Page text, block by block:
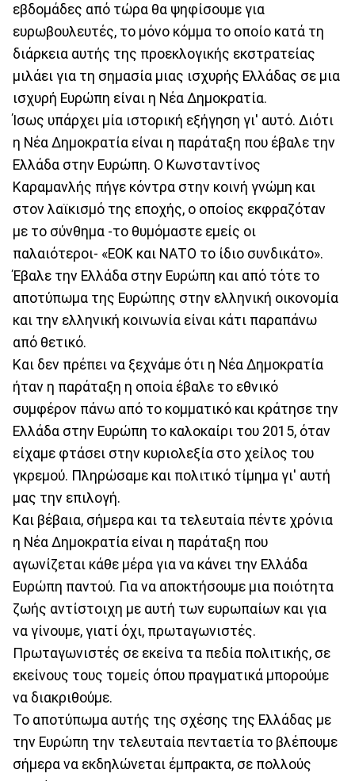
εβδομάδες από τώρα θα ψηφίσουμε για
ευρωβουλευτές, το μόνο κόμμα το οποίο κατά τη
διάρκεια αυτής της προεκλογικής εκστρατείας
μιλάει για τη σημασία μιας ισχυρής Ελλάδας σε μια
ισχυρή Ευρώπη είναι η Νέα Δημοκρατία.
Ίσως υπάρχει μία ιστορική εξήγηση γι' αυτό. Διότι
η Νέα Δημοκρατία είναι η παράταξη που έβαλε την
Ελλάδα στην Ευρώπη. Ο Κωνσταντίνος
Καραμανλής πήγε κόντρα στην κοινή γνώμη και
στον λαϊκισμό της εποχής, ο οποίος εκφραζόταν
με το σύνθημα -το θυμόμαστε εμείς οι
παλαιότεροι- «ΕΟΚ και ΝΑΤΟ το ίδιο συνδικάτο».
Έβαλε την Ελλάδα στην Ευρώπη και από τότε το
αποτύπωμα της Ευρώπης στην ελληνική οικονομία
και την ελληνική κοινωνία είναι κάτι παραπάνω
από θετικό.
Και δεν πρέπει να ξεχνάμε ότι η Νέα Δημοκρατία
ήταν η παράταξη η οποία έβαλε το εθνικό
συμφέρον πάνω από το κομματικό και κράτησε την
Ελλάδα στην Ευρώπη το καλοκαίρι του 2015, όταν
είχαμε φτάσει στην κυριολεξία στο χείλος του
γκρεμού. Πληρώσαμε και πολιτικό τίμημα γι' αυτή
μας την επιλογή.
Και βέβαια, σήμερα και τα τελευταία πέντε χρόνια
η Νέα Δημοκρατία είναι η παράταξη που
αγωνίζεται κάθε μέρα για να κάνει την Ελλάδα
Ευρώπη παντού. Για να αποκτήσουμε μια ποιότητα
ζωής αντίστοιχη με αυτή των ευρωπαίων και για
να γίνουμε, γιατί όχι, πρωταγωνιστές.
Πρωταγωνιστές σε εκείνα τα πεδία πολιτικής, σε
εκείνους τους τομείς όπου πραγματικά μπορούμε
να διακριθούμε.
Το αποτύπωμα αυτής της σχέσης της Ελλάδας με
την Ευρώπη την τελευταία πενταετία το βλέπουμε
σήμερα να εκδηλώνεται έμπρακτα, σε πολλούς